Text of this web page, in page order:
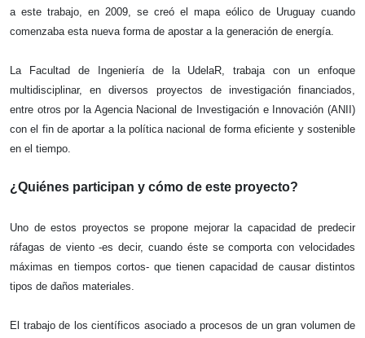
a este trabajo, en 2009, se creó el mapa eólico de Uruguay cuando
comenzaba esta nueva forma de apostar a la generación de energía.
La Facultad de Ingeniería de la UdelaR, trabaja con un enfoque
multidisciplinar, en diversos proyectos de investigación financiados,
entre otros por la Agencia Nacional de Investigación e Innovación (ANII)
con el fin de aportar a la política nacional de forma eficiente y sostenible
en el tiempo.
¿Quiénes participan y cómo de este proyecto?
Uno de estos proyectos se propone mejorar la capacidad de predecir
ráfagas de viento -es decir, cuando éste se comporta con velocidades
máximas en tiempos cortos- que tienen capacidad de causar distintos
tipos de daños materiales.
El trabajo de los científicos asociado a procesos de un gran volumen de